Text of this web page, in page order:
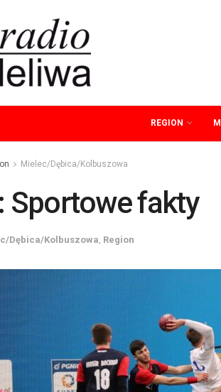
REGION
Mielec/Dębica/Kolbuszowa
Sportowe fakty
Dębica/Kolbuszowa Region